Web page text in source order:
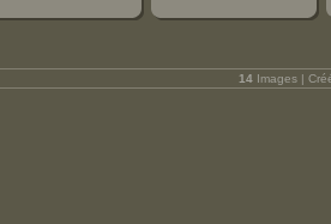
14 Images |